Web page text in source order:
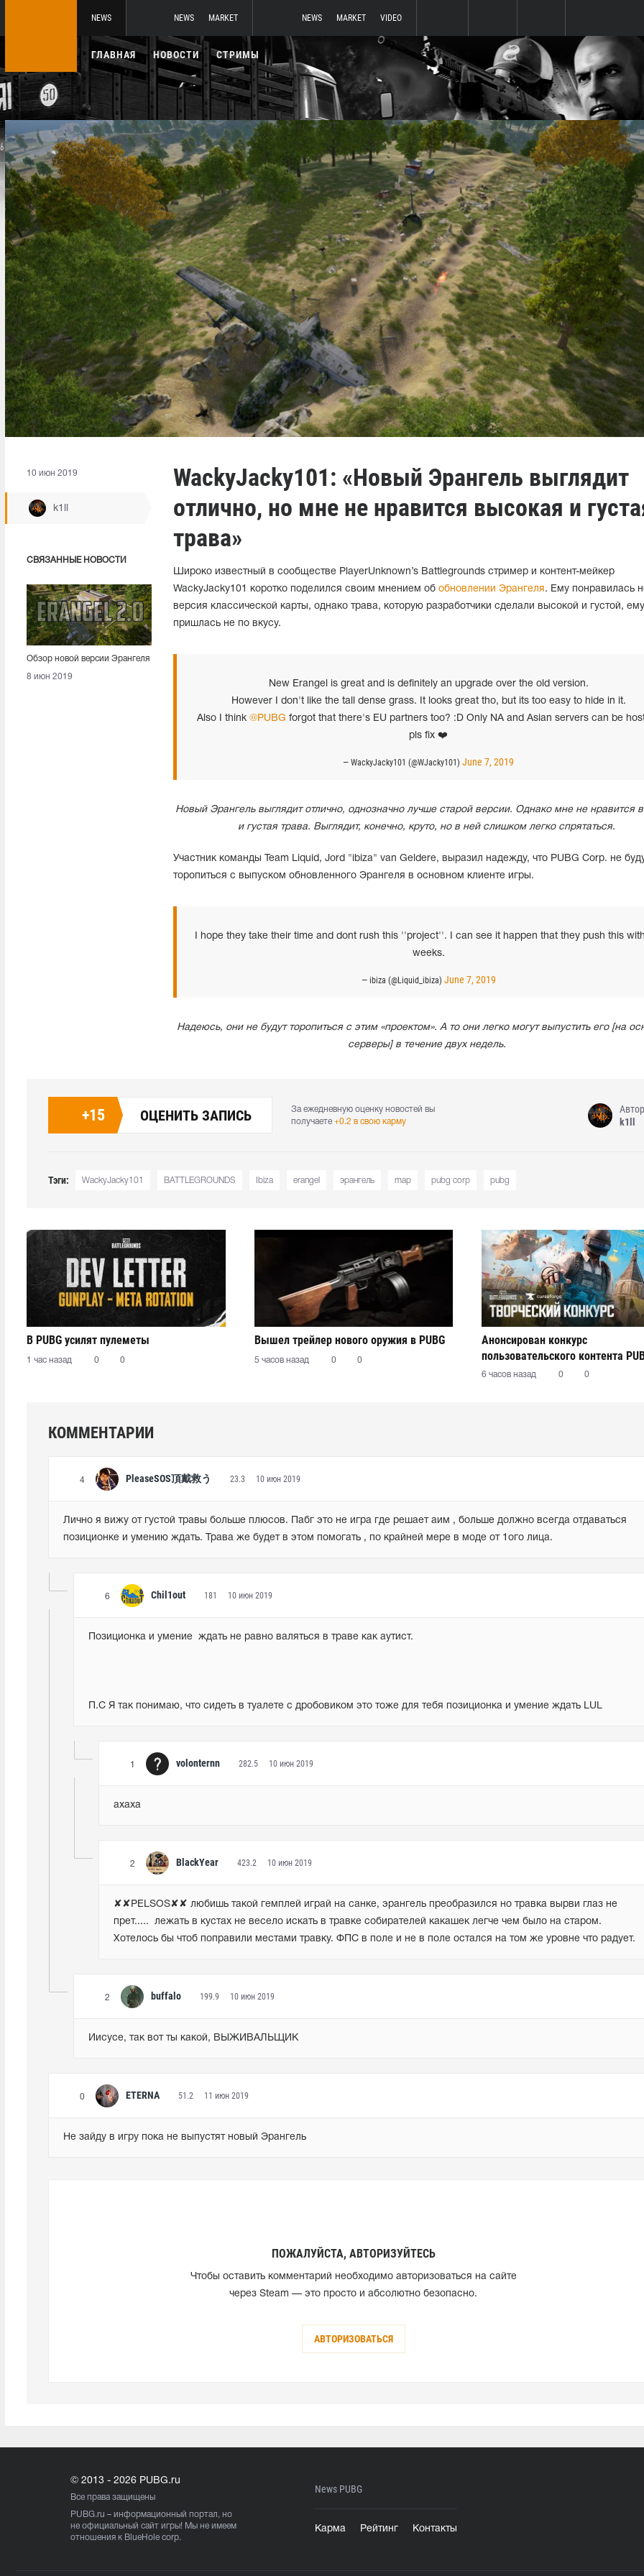
NEWS NEWS MARKET NEWS MARKET VIDEO
ГЛАВНАЯ НОВОСТИ СТРИМЫ
10 июн 2019
k1ll
СВЯЗАННЫЕ НОВОСТИ
Обзор новой версии Эрангеля
8 июн 2019
WackyJacky101: «Новый Эрангель выглядит
отлично, но мне не нравится высокая и
трава»
Широко известный в сообществе PlayerUnknown’s Battlegrounds стример и контент-мейкер
WackyJacky101 коротко поделился своим мнением об обновлении Эрангеля. Ему понравилась
версия классической карты, однако трава, которую разработчики сделали высокой и густой, ему
пришлась не по вкусу.
New Erangel is great and is definitely an upgrade over the old version.
However I don't like the tall dense grass. It looks great tho, but its too easy to hide in it.
Also I think@PUBG forgot that there's EU partners too? :D Only NA and Asian servers can be
pls fix ❤️
— WackyJacky101 (@WJacky101)June 7, 2019
Новый Эрангель выглядит отлично, однозначно лучше старой версии. Однако мне не нравится
и густая трава. Выглядит, конечно, круто, но в ней слишком легко спрятаться.
Участник команды Team Liquid, Jord "ibiza" van Geldere, выразил надежду, что PUBG Corp. не
торопиться с выпуском обновленного Эрангеля в основном клиенте игры.
I hope they take their time and dont rush this ''project''. I can see it happen that they push this
weeks.
— ibiza (@Liquid_ibiza) June 7, 2019
Надеюсь, они не будут торопиться с этим «проектом». А то они легко могут выпустить его [на
серверы] в течение двух недель.
+15 ОЦЕНИТЬ ЗАПИСЬ
За ежедневную оценку новостей вы
получаете +0.2 в свою карму
Автор
k1ll
Тэги: WackyJacky101 BATTLEGROUNDS Ibiza erangel эрангель map pubg corp pubg
В PUBG усилят пулеметы
1 час назад 0 0
Вышел трейлер нового оружия в PUBG
5 часов назад 0 0
Анонсирован конкурс
пользовательского контента
6 часов назад 0 0
КОММЕНТАРИИ
4 PleaseSOS頂戴救う 23.3 10 июн 2019
Лично я вижу от густой травы больше плюсов. Пабг это не игра где решает аим , больше должно всегда отдаваться
позиционке и умению ждать. Трава же будет в этом помогать , по крайней мере в моде от 1ого лица.
6 Chil1out 181 10 июн 2019
Позиционка и умение  ждать не равно валяться в траве как аутист.
П.С Я так понимаю, что сидеть в туалете с дробовиком это тоже для тебя позиционка и умение ждать LUL
1 volonternn 282.5 10 июн 2019
ахаха
2 BlackYear 423.2 10 июн 2019
✘✘PELSOS✘✘ любишь такой гемплей играй на санке, эрангель преобразился но травка вырви глаз не
прет.....  лежать в кустах не весело искать в травке собирателей какашек легче чем было на старом.
Хотелось бы чтоб поправили местами травку. ФПС в поле и не в поле остался на том же уровне что радует.
2 buffalo 199.9 10 июн 2019
Иисусе, так вот ты какой, ВЫЖИВАЛЬЩИК
0 ETERNA 51.2 11 июн 2019
Не зайду в игру пока не выпустят новый Эрангель
ПОЖАЛУЙСТА, АВТОРИЗУЙТЕСЬ
Чтобы оставить комментарий необходимо авторизоваться на сайте
через Steam — это просто и абсолютно безопасно.
АВТОРИЗОВАТЬСЯ
© 2013 - 2026 PUBG.ru
Все права защищены
PUBG.ru – информационный портал, но
не официальный сайт игры! Мы не имеем
отношения к BlueHole corp.
News PUBG
Карма Рейтинг Контакты